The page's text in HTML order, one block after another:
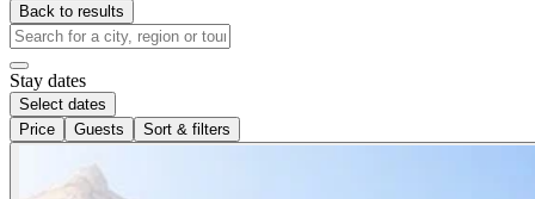
Back to results
Stay dates
Select dates
Price
Guests Sort & filters